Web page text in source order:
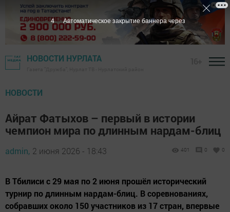
НОВОСТИ НУРЛАТА
НОВОСТИ
Айрат Фатыхов – первый в истории
чемпион мира по длинным нардам-блиц
admin, 2 июня 2026 - 18:43 401 0 0
В Тбилиси с 29 мая по 2 июня прошёл исторический
турнир по длинным нардам-блиц. В соревнованиях,
собравших около 150 участников из 17 стран, впервые
3 Автоматическое закрытие баннера через